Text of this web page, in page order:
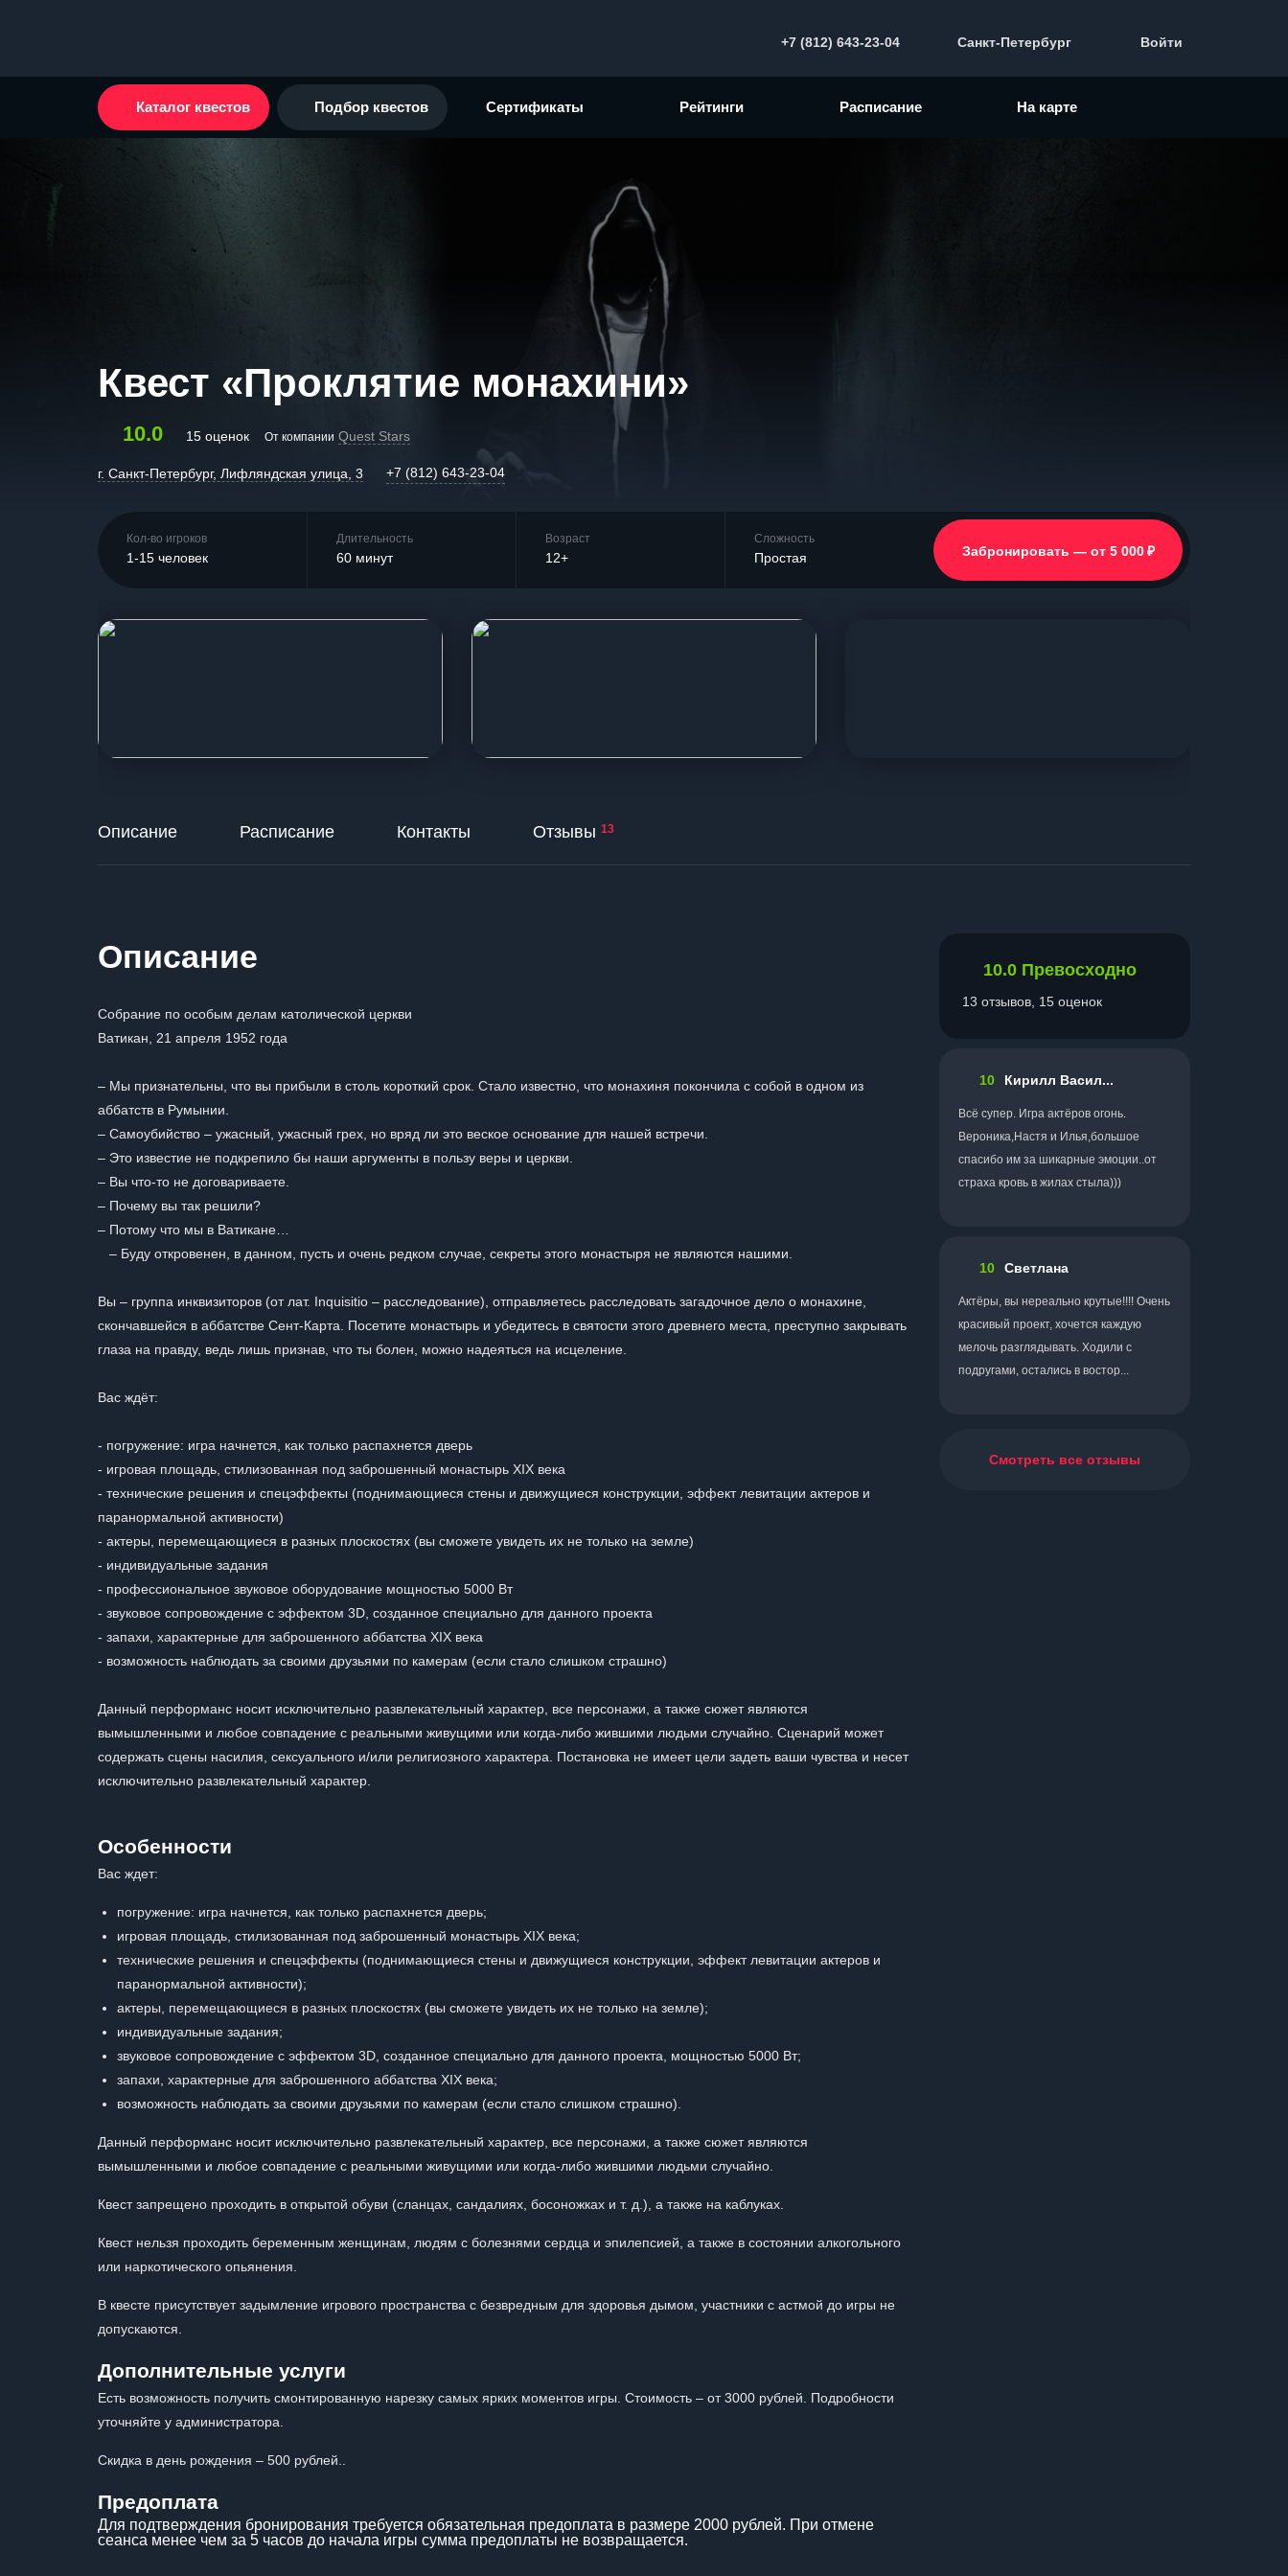
+7 (812) 643-23-04 Санкт-Петербург Войти
Каталог квестов Подбор квестов Сертификаты Рейтинги Расписание На карте
Квест «Проклятие монахини»
10.0 15 оценок От компании Quest Stars
г. Санкт-Петербург, Лифляндская улица, 3 +7 (812) 643-23-04
Кол-во игроков
1-15 человек
Длительность
60 минут
Возраст
12+
Сложность
Простая Забронировать — от 5 000 ₽
Описание Расписание Контакты Отзывы 13
Описание
Собрание по особым делам католической церкви
Ватикан, 21 апреля 1952 года
– Мы признательны, что вы прибыли в столь короткий срок. Стало известно, что монахиня покончила с собой в одном из
аббатств в Румынии.
– Самоубийство – ужасный, ужасный грех, но вряд ли это веское основание для нашей встречи.
– Это известие не подкрепило бы наши аргументы в пользу веры и церкви.
– Вы что-то не договариваете.
– Почему вы так решили?
– Потому что мы в Ватикане…
– Буду откровенен, в данном, пусть и очень редком случае, секреты этого монастыря не являются нашими.
Вы – группа инквизиторов (от лат. Inquisitio – расследование), отправляетесь расследовать загадочное дело о монахине,
скончавшейся в аббатстве Сент-Карта. Посетите монастырь и убедитесь в святости этого древнего места, преступно закрывать
глаза на правду, ведь лишь признав, что ты болен, можно надеяться на исцеление.
Вас ждёт:
- погружение: игра начнется, как только распахнется дверь
- игровая площадь, стилизованная под заброшенный монастырь XIX века
- технические решения и спецэффекты (поднимающиеся стены и движущиеся конструкции, эффект левитации актеров и
паранормальной активности)
- актеры, перемещающиеся в разных плоскостях (вы сможете увидеть их не только на земле)
- индивидуальные задания
- профессиональное звуковое оборудование мощностью 5000 Вт
- звуковое сопровождение с эффектом 3D, созданное специально для данного проекта
- запахи, характерные для заброшенного аббатства XIX века
- возможность наблюдать за своими друзьями по камерам (если стало слишком страшно)
Данный перформанс носит исключительно развлекательный характер, все персонажи, а также сюжет являются
вымышленными и любое совпадение с реальными живущими или когда-либо жившими людьми случайно. Сценарий может
содержать сцены насилия, сексуального и/или религиозного характера. Постановка не имеет цели задеть ваши чувства и несет
исключительно развлекательный характер.
Особенности
Вас ждет:
погружение: игра начнется, как только распахнется дверь;
игровая площадь, стилизованная под заброшенный монастырь XIX века;
технические решения и спецэффекты (поднимающиеся стены и движущиеся конструкции, эффект левитации актеров и
паранормальной активности);
актеры, перемещающиеся в разных плоскостях (вы сможете увидеть их не только на земле);
индивидуальные задания;
звуковое сопровождение с эффектом 3D, созданное специально для данного проекта, мощностью 5000 Вт;
запахи, характерные для заброшенного аббатства XIX века;
возможность наблюдать за своими друзьями по камерам (если стало слишком страшно).
Данный перформанс носит исключительно развлекательный характер, все персонажи, а также сюжет являются
вымышленными и любое совпадение с реальными живущими или когда-либо жившими людьми случайно.
Квест запрещено проходить в открытой обуви (сланцах, сандалиях, босоножках и т. д.), а также на каблуках.
Квест нельзя проходить беременным женщинам, людям с болезнями сердца и эпилепсией, а также в состоянии алкогольного
или наркотического опьянения.
В квесте присутствует задымление игрового пространства с безвредным для здоровья дымом, участники с астмой до игры не
допускаются.
Дополнительные услуги
Есть возможность получить смонтированную нарезку самых ярких моментов игры. Стоимость – от 3000 рублей. Подробности
уточняйте у администратора.
Скидка в день рождения – 500 рублей..
Предоплата
Для подтверждения бронирования требуется обязательная предоплата в размере 2000 рублей. При отмене
сеанса менее чем за 5 часов до начала игры сумма предоплаты не возвращается.
10.0 Превосходно
13 отзывов, 15 оценок
10 Кирилл Васил...
Всё супер. Игра актёров огонь.
Вероника,Настя и Илья,большое
спасибо им за шикарные эмоции..от
страха кровь в жилах стыла)))
10 Светлана
Актёры, вы нереально крутые!!!! Очень
красивый проект, хочется каждую
мелочь разглядывать. Ходили с
подругами, остались в востор...
Смотреть все отзывы